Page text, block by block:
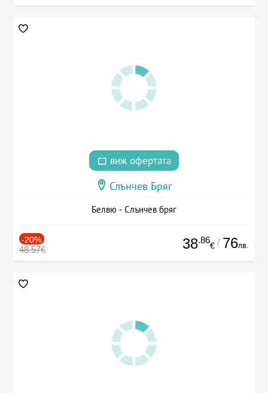
виж офертата
Слънчев Бряг
Белвю - Слънчев бряг
-20%
48.57€ 38.86
€ / 76лв.